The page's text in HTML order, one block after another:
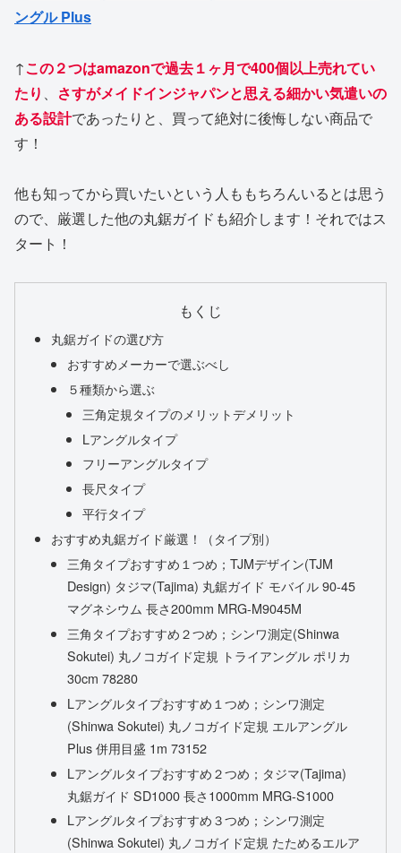
ングル Plus
↑この２つはamazonで過去１ヶ月で400個以上売れてい
たり
さすがメイドインジャパンと思える細かい気遣いの
ある設計であったりと、買って絶対に後悔しない商品で
す！
他も知ってから買いたいという人ももちろんいるとは思う
ので、厳選した他の丸鋸ガイドも紹介します！それではス
タート！
もくじ
丸鋸ガイドの選び方
おすすめメーカーで選ぶべし
５種類から選ぶ
三角定規タイプのメリットデメリット
Lアングルタイプ
フリーアングルタイプ
長尺タイプ
平行タイプ
おすすめ丸鋸ガイド厳選！（タイプ別）
三角タイプおすすめ１つめ；TJMデザイン(TJM
Design) タジマ(Tajima) 丸鋸ガイド モバイル 90-45
マグネシウム 長さ200mm MRG-M9045M
三角タイプおすすめ２つめ；シンワ測定(Shinwa
Sokutei) 丸ノコガイド定規 トライアングル ポリカ
30cm 78280
Lアングルタイプおすすめ１つめ；シンワ測定
(Shinwa Sokutei) 丸ノコガイド定規 エルアングル
Plus 併用目盛 1m 73152
Lアングルタイプおすすめ２つめ；タジマ(Tajima)
丸鋸ガイド SD1000 長さ1000mm MRG-S1000
Lアングルタイプおすすめ３つめ；シンワ測定
(Shinwa Sokutei) 丸ノコガイド定規 たためるエルア